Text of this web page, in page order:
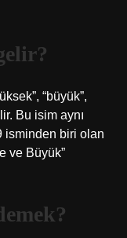
“büyük”,
Bu isim aynı
isminden biri olan
ve Büyük”